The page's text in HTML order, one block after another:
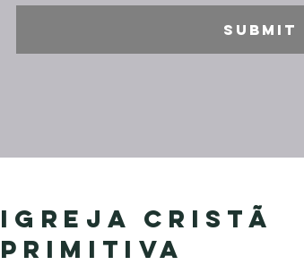
SUBMIT
Igreja Cristã
Primitiva